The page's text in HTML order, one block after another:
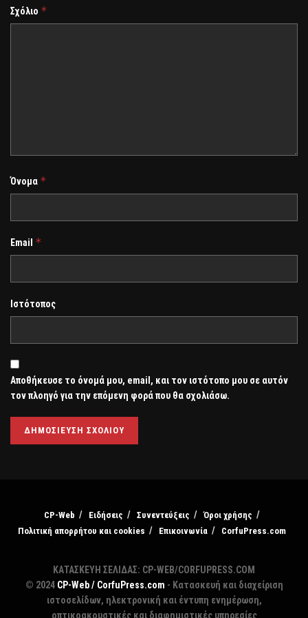
Σχόλιο *
Όνομα *
Email *
Ιστότοπος
Αποθήκευσε το όνομά μου, email, και τον ιστότοπο μου σε αυτόν
τον πλοηγό για την επόμενη φορά που θα σχολιάσω.
CP-Web Ειδήσεις Συνεντεύξεις
Όροι χρήσης
Πολιτική απορρήτου και cookies
Επικοινωνία CorfuPress.com
ΚΑΤΑΣΚΕΥΗ ΣΕΛΙΔΑΣ: CP-WEB/CORFUPRESS.COM
© 2024 CP-Web / CorfuPress.com - Κατασκευή και διαχείριση
ιστοσελίδων, ηλεκτρονική και έντυπη ενημέρωση,
οπτικοακουστικές και διαφημιστικές υπηρεσίες